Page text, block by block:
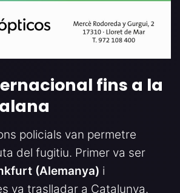
fins a la
policials van permetre
del fugitiu. Primer va ser
(Alemanya) i
va traslladar a Catalunya.